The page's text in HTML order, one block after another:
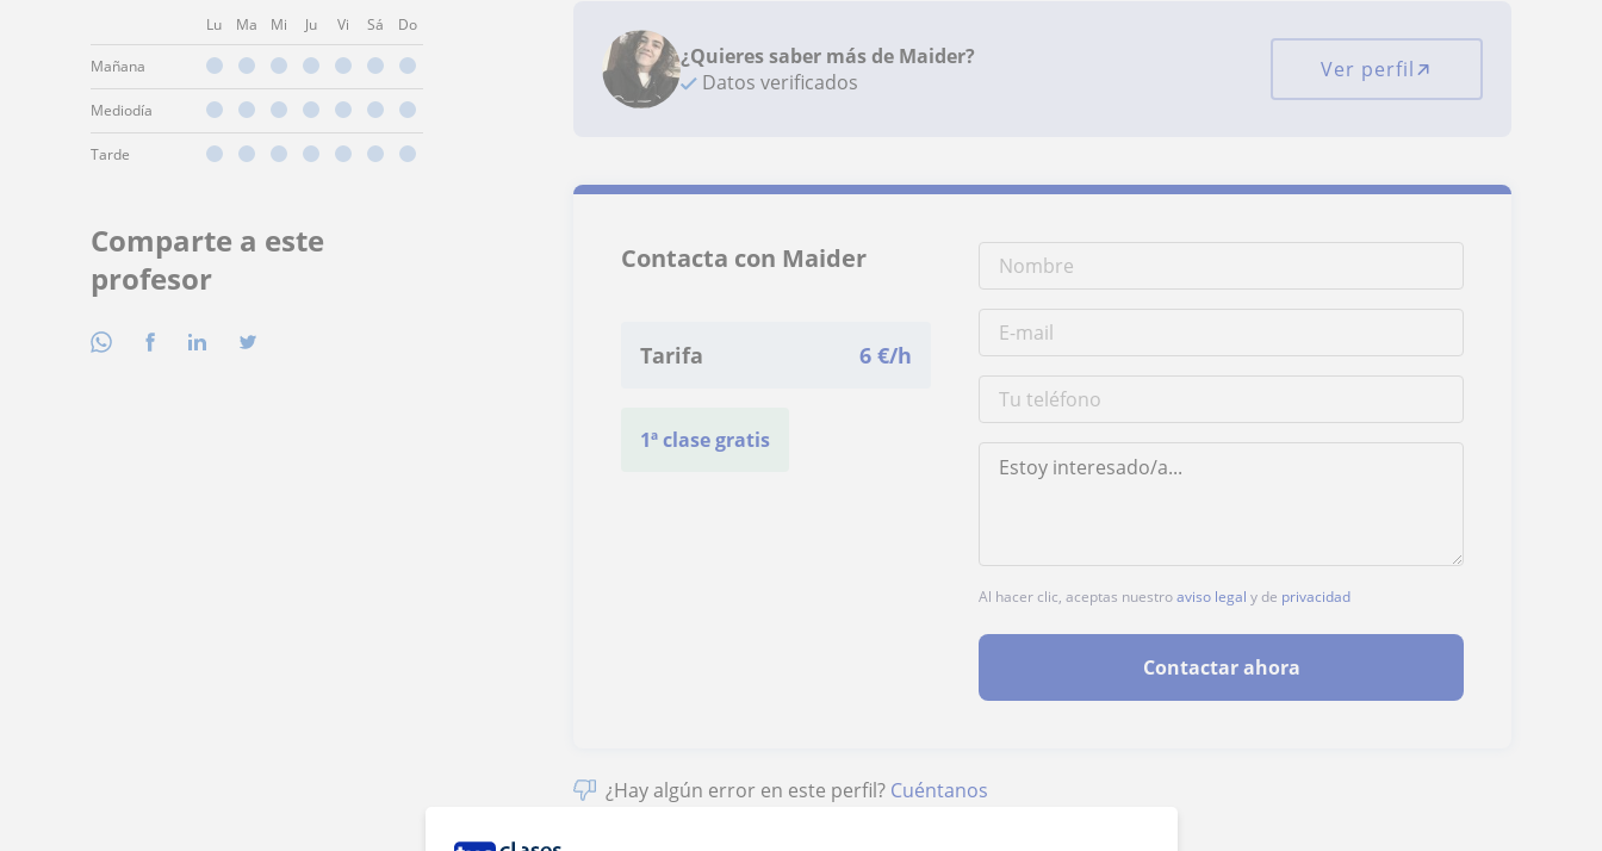
Lu Ma Mi Ju Vi Sá Do
Mañana
Mediodía
Tarde
Comparte a este
profesor
¿Quieres saber más de Maider?
Datos verificados
Ver perfil
Contacta con Maider
Tarifa 6 €/h
1ª clase gratis
Al hacer clic, aceptas nuestroaviso legal y de privacidad
Contactar ahora
¿Hay algún error en este perfil? Cuéntanos